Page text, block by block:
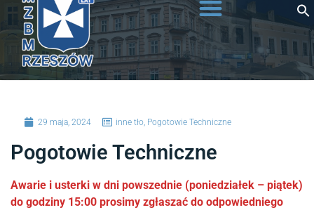
treści
29 maja, 2024 inne tło, Pogotowie Techniczne
Pogotowie Techniczne
Awarie i usterki w dni powszednie (poniedziałek – piątek)
do godziny 15:00 prosimy zgłaszać do odpowiedniego